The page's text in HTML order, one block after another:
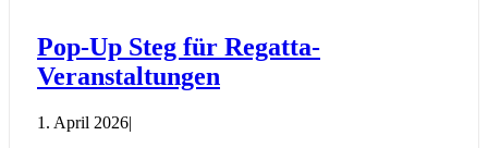
Pop-Up Steg für Regatta-
Veranstaltungen
1. April 2026|